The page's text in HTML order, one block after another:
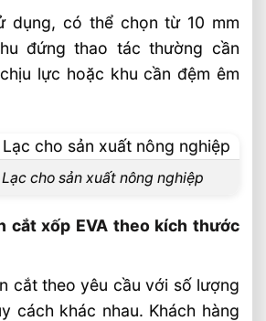
dụng, có thể chọn từ 10 mm
đứng thao tác thường cần
lực hoặc khu cần đệm êm
Lạc cho sản xuất nông nghiệp
cắt xốp EVA theo kích thước
cắt theo yêu cầu với số lượng
cách khác nhau. Khách hàng